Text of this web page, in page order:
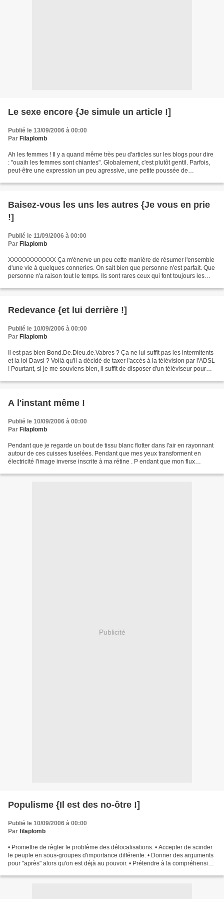
Le sexe encore {Je simule un article !]
Publié le 13/09/2006 à 00:00
Par Filaplomb
Ah les femmes ! Il y a quand même très peu d'articles sur les blogs pour dire
: "ouaih les femmes sont chiantes". Globalement, c'est plutôt gentil. Parfois,
peut-être une expression un peu agressive, une petite poussée de
Baisez-vous les uns les autres {Je vous en prie
!]
Publié le 11/09/2006 à 00:00
Par Filaplomb
XXXXXXXXXXXX Ça m'énerve un peu cette manière de résumer l'ensemble
d'une vie à quelques conneries. On sait bien que personne n'est parfait. Que
personne n'a raison tout le temps. Ils sont rares ceux qui font toujours les
Redevance {et lui derrière !]
Publié le 10/09/2006 à 00:00
Par Filaplomb
Il est pas bien Bond.De.Dieu.de.Vabres ? Ça ne lui suffit pas les intermitents
et la loi Davsi ? Voilà qu'il a décidé de taxer l'accès à la télévision par l'ADSL
! Pourtant, si je me souviens bien, il suffit de disposer d'un téléviseur pour
A l'instant même !
Publié le 10/09/2006 à 00:00
Par Filaplomb
Pendant que je regarde un bout de tissu blanc flotter dans l'air en rayonnant
autour de ces cuisses fuselées. Pendant que mes yeux transforment en
électricité l'image inverse inscrite à ma rétine . P endant que mon flux
Publicité
Populisme {Il est des no-ôtre !]
Publié le 10/09/2006 à 00:00
Par filaplomb
• Promettre de règler le problème des délocalisations. • Accepter de scinder
le peuple en sous-groupes d'importance différente. • Donner des arguments
pour "après" alors qu'on est déjà au pouvoir. • Prétendre à la compréhension